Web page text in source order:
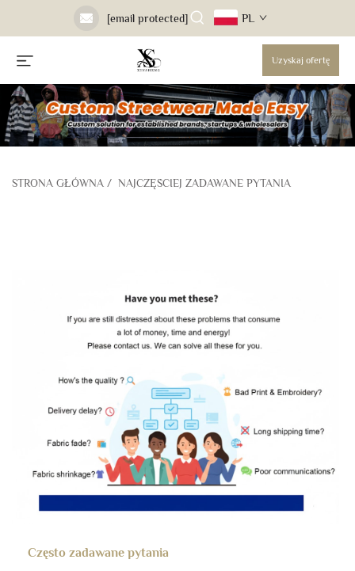
[email protected] PL
Uzyskaj ofertę
STRONA GŁÓWNA / NAJCZĘŚCIEJ ZADAWANE PYTANIA
Często zadawane pytania